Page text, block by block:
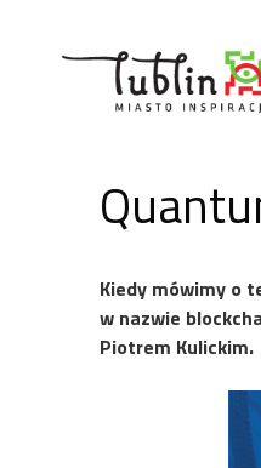
Kiedy mówimy o
w nazwie
Piotrem Kulickim.